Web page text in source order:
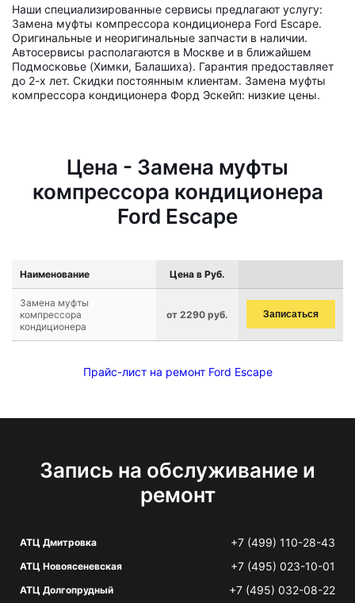
Наши специализированные сервисы предлагают услугу:
Замена муфты компрессора кондиционера Ford Escape.
Оригинальные и неоригинальные запчасти в наличии.
Автосервисы располагаются в Москве и в ближайшем
Подмосковье (Химки, Балашиха). Гарантия предоставляет
до 2-х лет. Скидки постоянным клиентам. Замена муфты
компрессора кондиционера Форд Эскейп: низкие цены.
Цена - Замена муфты
компрессора кондиционера
Ford Escape
Наименование Цена в Руб.
Замена муфты
компрессора
кондиционера
от 2290 руб. Записаться
Прайс-лист на ремонт Ford Escape
Запись на обслуживание и
ремонт
АТЦ Дмитровка +7 (499) 110-28-43
АТЦ Новоясеневская +7 (495) 023-10-01
АТЦ Долгопрудный +7 (495) 032-08-22